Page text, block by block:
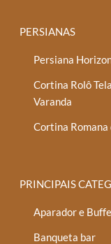
PERSIANAS
Persiana
Cortina Rolô
Varanda
Cortina Romana
PRINCIPAIS
Aparador e
Banqueta bar